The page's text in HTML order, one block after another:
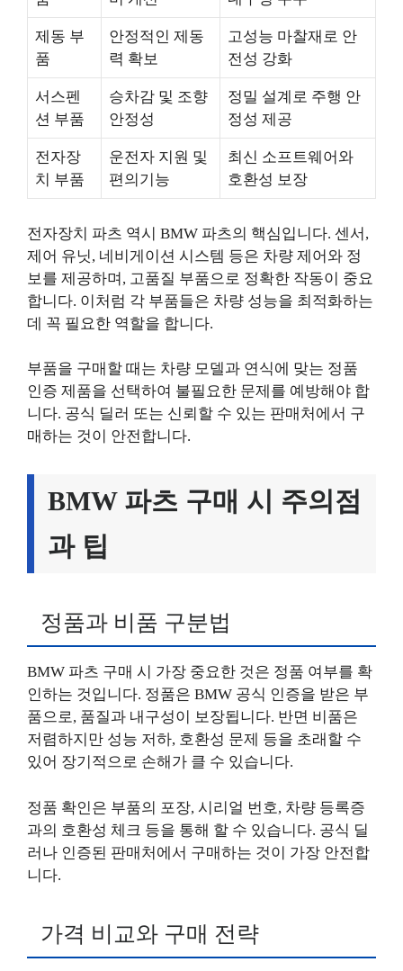
제동 부
품
안정적인 제동
력 확보
고성능 마찰재로 안
전성 강화
서스펜
션 부품
승차감 및 조향
안정성
정밀 설계로 주행 안
정성 제공
전자장
치 부품
운전자 지원 및
편의기능
최신 소프트웨어와
호환성 보장
전자장치 파츠 역시 BMW 파츠의 핵심입니다. 센서,
제어 유닛, 네비게이션 시스템 등은 차량 제어와 정
보를 제공하며, 고품질 부품으로 정확한 작동이 중요
합니다. 이처럼 각 부품들은 차량 성능을 최적화하는
데 꼭 필요한 역할을 합니다.
부품을 구매할 때는 차량 모델과 연식에 맞는 정품
인증 제품을 선택하여 불필요한 문제를 예방해야 합
니다. 공식 딜러 또는 신뢰할 수 있는 판매처에서 구
매하는 것이 안전합니다.
BMW 파츠 구매 시 주의점
과 팁
정품과 비품 구분법
BMW 파츠 구매 시 가장 중요한 것은 정품 여부를 확
인하는 것입니다. 정품은 BMW 공식 인증을 받은 부
품으로, 품질과 내구성이 보장됩니다. 반면 비품은
저렴하지만 성능 저하, 호환성 문제 등을 초래할 수
있어 장기적으로 손해가 클 수 있습니다.
정품 확인은 부품의 포장, 시리얼 번호, 차량 등록증
과의 호환성 체크 등을 통해 할 수 있습니다. 공식 딜
러나 인증된 판매처에서 구매하는 것이 가장 안전합
니다.
가격 비교와 구매 전략